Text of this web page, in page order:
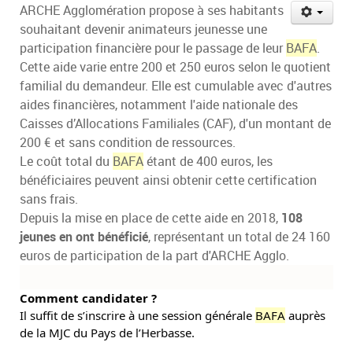
ARCHE Agglomération propose à ses habitants
souhaitant devenir animateurs jeunesse une
participation financière pour le passage de leurBAFA.
Cette aide varie entre 200 et 250 euros selon le quotient
familial du demandeur. Elle est cumulable avec d'autres
aides financières, notamment l'aide nationale des
Caisses d’Allocations Familiales (CAF), d'un montant de
200 € et sans condition de ressources.
Le coût total du BAFAétant de 400 euros, les
bénéficiaires peuvent ainsi obtenir cette certification
sans frais.
Depuis la mise en place de cette aide en 2018, 108
jeunes en ont bénéficié, représentant un total de 24 160
euros de participation de la part d'ARCHE Agglo.
Comment candidater ?
Il suffit de s’inscrire à une session générale BAFA auprès
de la MJC du Pays de l’Herbasse.